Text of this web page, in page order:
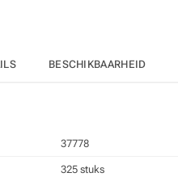
BESCHIKBAARHEID
37778
325 stuks